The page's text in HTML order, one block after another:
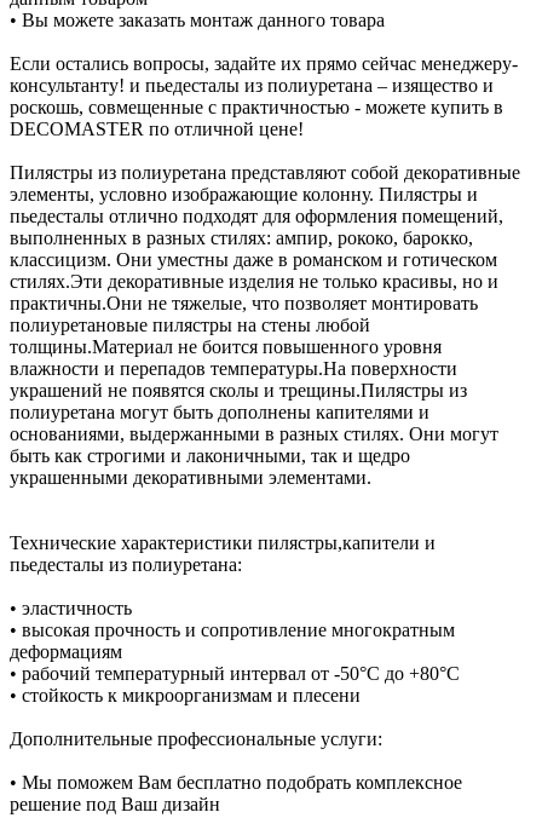
• Вы можете заказать монтаж данного товара
Если остались вопросы, задайте их прямо сейчас менеджеру-
консультанту! и пьедесталы из полиуретана – изящество и
роскошь, совмещенные с практичностью - можете купить в
DECOMASTER по отличной цене!
Пилястры из полиуретана представляют собой декоративные
элементы, условно изображающие колонну. Пилястры и
пьедесталы отлично подходят для оформления помещений,
выполненных в разных стилях: ампир, рококо, барокко,
классицизм. Они уместны даже в романском и готическом
стилях.Эти декоративные изделия не только красивы, но и
практичны.Они не тяжелые, что позволяет монтировать
полиуретановые пилястры на стены любой
толщины.Материал не боится повышенного уровня
влажности и перепадов температуры.На поверхности
украшений не появятся сколы и трещины.Пилястры из
полиуретана могут быть дополнены капителями и
основаниями, выдержанными в разных стилях. Они могут
быть как строгими и лаконичными, так и щедро
украшенными декоративными элементами.
Технические характеристики пилястры,капители и
пьедесталы из полиуретана:
• эластичность
• высокая прочность и сопротивление многократным
деформациям
• рабочий температурный интервал от -50°С до +80°С
• стойкость к микроорганизмам и плесени
Дополнительные профессиональные услуги:
• Мы поможем Вам бесплатно подобрать комплексное
решение под Ваш дизайн